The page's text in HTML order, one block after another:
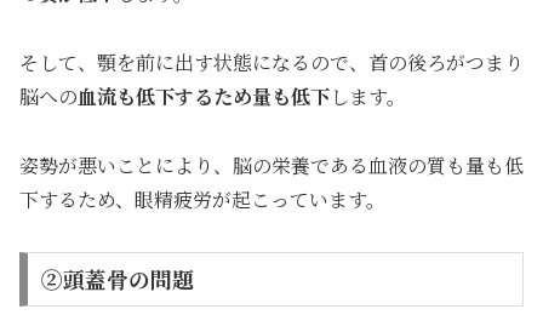
そして、顎を前に出す状態になるので、首の後ろがつまり
脳への血流も低下するため量も低下します。
姿勢が悪いことにより、脳の栄養である血液の質も量も低
下するため、眼精疲労が起こっています。
②頭蓋骨の問題